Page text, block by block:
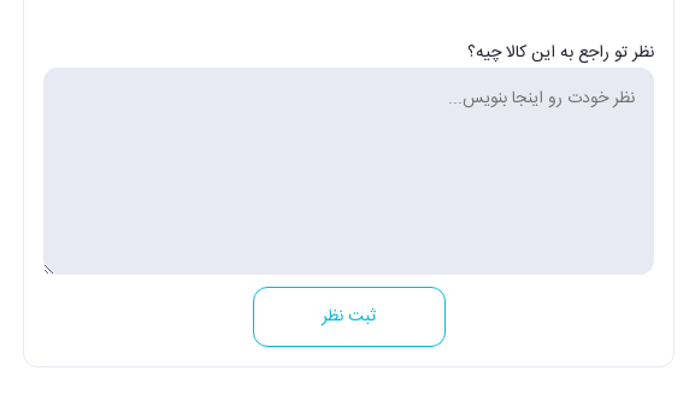
نظر تو راجع به این کالا چیه؟
ثبت نظر